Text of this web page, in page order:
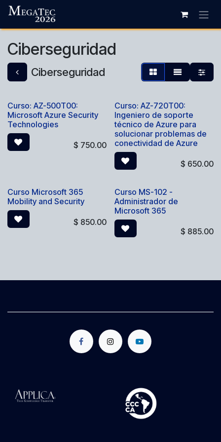
Ir al contenido
Ciberseguridad
Ciberseguridad
Curso: AZ-500T00:
Microsoft Azure Security
Technologies
$ 750.00
Curso: AZ-720T00:
Ingeniero de soporte
técnico de Azure para
solucionar problemas de
conectividad de Azure
$ 650.00
Curso Microsoft 365
Mobility and Security
$ 850.00
Curso MS-102 -
Administrador de
Microsoft 365
$ 885.00